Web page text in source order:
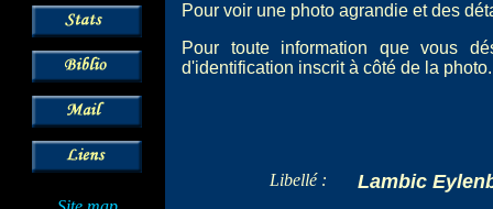
Pour voir une photo agrandie et des
Pour toute information que vous
d'identification inscrit à côté de la photo.
Libellé : Lambic